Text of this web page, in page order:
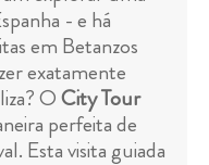
- e há
em Betanzos
exatamente
OCity Tour
perfeita de
Esta visita guiada